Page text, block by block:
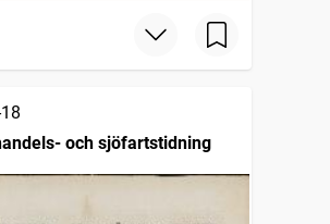
och sjöfartstidning